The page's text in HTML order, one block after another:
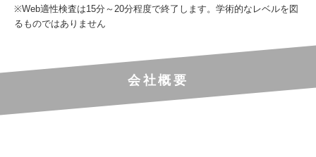
※Web適性検査は15分～20分程度で終了します。学術的なレベルを図
るものではありません
会社概要